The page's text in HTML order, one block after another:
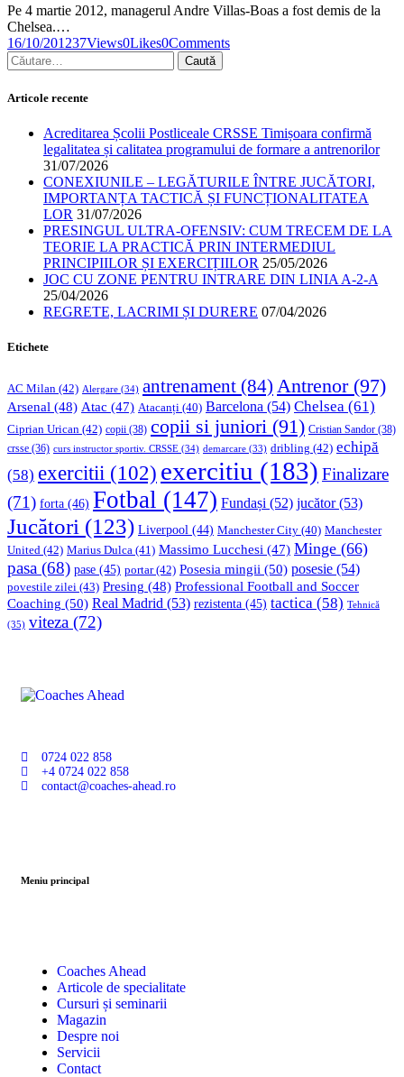
Pe 4 martie 2012, managerul Andre Villas-Boas a fost demis de la
Chelsea.…
16/10/201237Views0Likes0Comments
Articole recente
Acreditarea Școlii Postliceale CRSSE Timișoara confirmă
legalitatea și calitatea programului de formare a antrenorilor
31/07/2026
CONEXIUNILE – LEGĂTURILE ÎNTRE JUCĂTORI,
IMPORTANȚA TACTICĂ ȘI FUNCȚIONALITATEA
LOR 31/07/2026
PRESINGUL ULTRA-OFENSIV: CUM TRECEM DE LA
TEORIE LA PRACTICĂ PRIN INTERMEDIUL
PRINCIPIILOR ȘI EXERCIȚIILOR 25/05/2026
JOC CU ZONE PENTRU INTRARE DIN LINIA A-2-A
25/04/2026
REGRETE, LACRIMI ȘI DURERE 07/04/2026
Etichete
AC Milan (42) Alergare (34) antrenament (84) Antrenor(97)
Arsenal (48) Atac (47) Atacanți (40) Barcelona (54) Chelsea (61)
Ciprian Urican (42) copii (38) copii si juniori (91) Cristian Sandor (38)
crsse (36) curs instructor sportiv. CRSSE (34) demarcare (33) dribling (42) echipă
(58) exercitii (102) exercitiu (183) Finalizare
(71) forta (46) Fotbal (147) Fundași (52) jucător(53)
Jucători (123) Liverpool (44) Manchester City (40) Manchester
United (42) Marius Dulca (41) Massimo Lucchesi (47) Minge (66)
pasa (68) pase (45) portar(42) Posesia mingii (50) posesie (54)
povestile zilei (43) Presing (48) Professional Football and Soccer
Coaching (50) Real Madrid (53) rezistenta (45) tactica (58) Tehnică
(35) viteza (72)
0724 022 858
+4 0724 022 858
contact@coaches-ahead.ro
Meniu principal
Coaches Ahead
Articole de specialitate
Cursuri și seminarii
Magazin
Despre noi
Servicii
Contact